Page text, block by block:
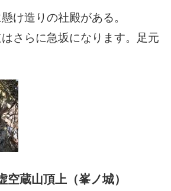
け造りの社殿がある。
さらに急坂になります。足元
空蔵山頂上（峯ノ城）